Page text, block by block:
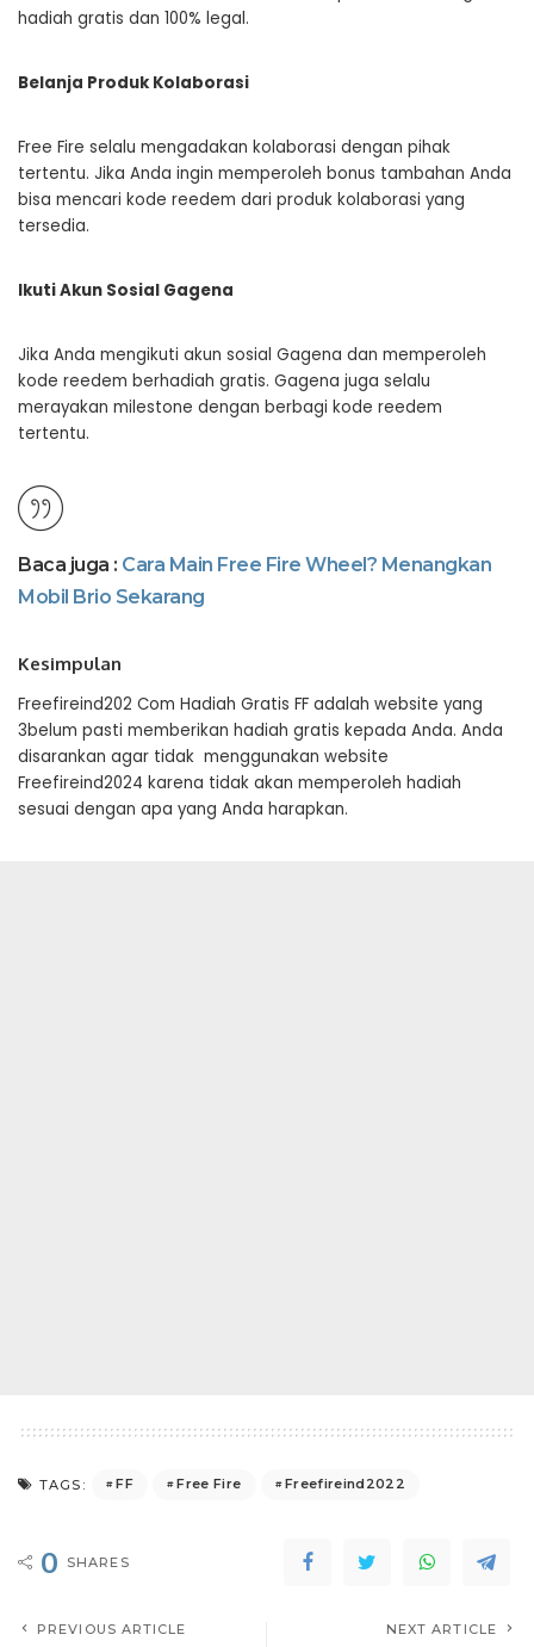
hadiah gratis dan 100% legal.
Belanja Produk Kolaborasi
Free Fire selalu mengadakan kolaborasi dengan pihak
tertentu. Jika Anda ingin memperoleh bonus tambahan Anda
bisa mencari kode reedem dari produk kolaborasi yang
tersedia.
Ikuti Akun Sosial Gagena
Jika Anda mengikuti akun sosial Gagena dan memperoleh
kode reedem berhadiah gratis. Gagena juga selalu
merayakan milestone dengan berbagi kode reedem
tertentu.
Baca juga : Cara Main Free Fire Wheel? Menangkan
Mobil Brio Sekarang
Kesimpulan
Freefireind202 Com Hadiah Gratis FF adalah website yang
3belum pasti memberikan hadiah gratis kepada Anda. Anda
disarankan agar tidak menggunakan website
Freefireind2024 karena tidak akan memperoleh hadiah
sesuai dengan apa yang Anda harapkan.
TAGS: FF Free Fire Freefireind2022
0 SHARES
PREVIOUS ARTICLE NEXT ARTICLE